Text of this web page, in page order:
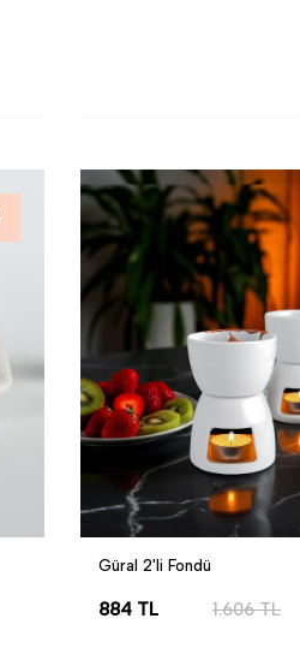
Güral 2'li Fondü
884 TL 1.606TL